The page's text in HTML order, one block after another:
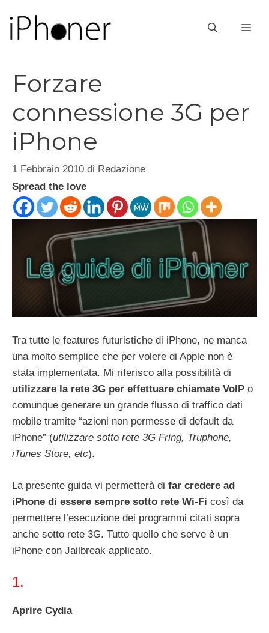
contenuto
Forzare
connessione 3G per
iPhone
1 Febbraio 2010 di Redazione
Spread the love
Tra tutte le features futuristiche di iPhone, ne manca
una molto semplice che per volere di Apple non è
stata implementata. Mi riferisco alla possibilità di
utilizzare la rete 3G per effettuare chiamate VoIP o
comunque generare un grande flusso di traffico dati
mobile tramite “azioni non permesse di default da
iPhone” (utilizzare sotto rete 3G Fring, Truphone,
iTunes Store, etc).
La presente guida vi permetterà di far credere ad
iPhone di essere sempre sotto rete Wi-Fi così da
permettere l’esecuzione dei programmi citati sopra
anche sotto rete 3G. Tutto quello che serve è un
iPhone con Jailbreak applicato.
1.
Aprire Cydia